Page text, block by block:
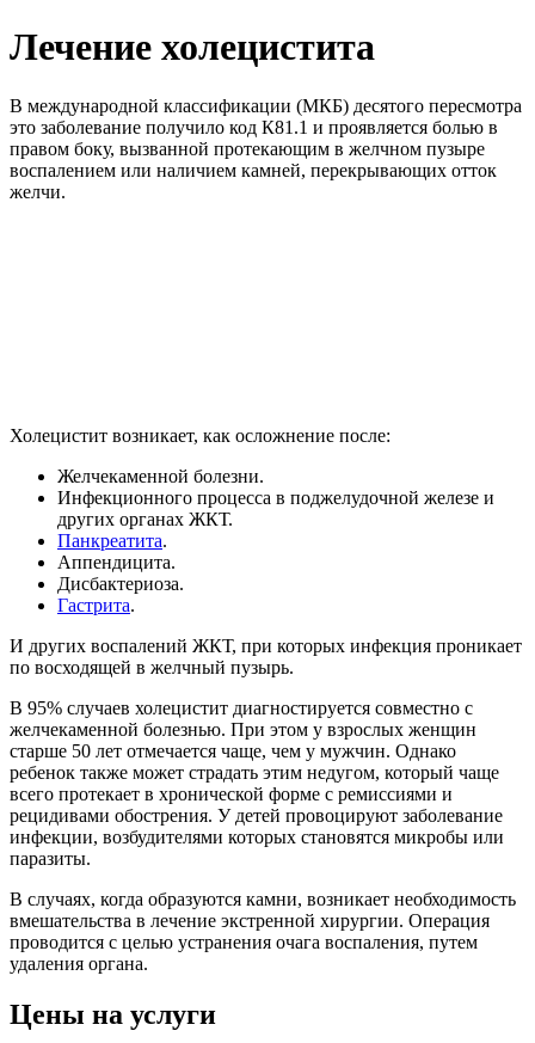
Лечение холецистита
В международной классификации (МКБ) десятого пересмотра
это заболевание получило код К81.1 и проявляется болью в
правом боку, вызванной протекающим в желчном пузыре
воспалением или наличием камней, перекрывающих отток
желчи.
Холецистит возникает, как осложнение после:
Желчекаменной болезни.
Инфекционного процесса в поджелудочной железе и
других органах ЖКТ.
Панкреатита.
Аппендицита.
Дисбактериоза.
Гастрита.
И других воспалений ЖКТ, при которых инфекция проникает
по восходящей в желчный пузырь.
В 95% случаев холецистит диагностируется совместно с
желчекаменной болезнью. При этом у взрослых женщин
старше 50 лет отмечается чаще, чем у мужчин. Однако
ребенок также может страдать этим недугом, который чаще
всего протекает в хронической форме с ремиссиями и
рецидивами обострения. У детей провоцируют заболевание
инфекции, возбудителями которых становятся микробы или
паразиты.
В случаях, когда образуются камни, возникает необходимость
вмешательства в лечение экстренной хирургии. Операция
проводится с целью устранения очага воспаления, путем
удаления органа.
Цены на услуги